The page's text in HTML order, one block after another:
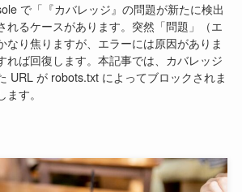
で「『カバレッジ』の問題が新たに検出
れるケースがあります。突然「問題」（エ
なり焦りますが、エラーには原因がありま
れば回復します。本記事では、カバレッジ
URL が robots.txt によってブロックされま
す。